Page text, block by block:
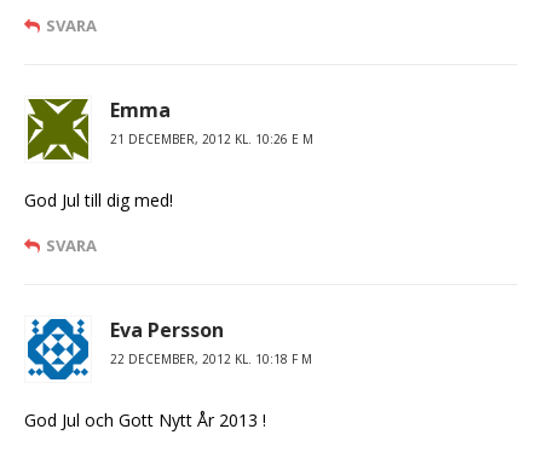
SVARA
Emma
21 DECEMBER, 2012 KL. 10:26 E M
God Jul till dig med!
SVARA
Eva Persson
22 DECEMBER, 2012 KL. 10:18 F M
God Jul och Gott Nytt År 2013 !